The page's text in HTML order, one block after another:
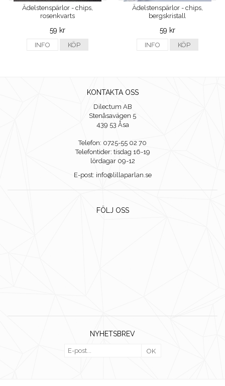
Ädelstenspärlor - chips,
rosenkvarts
59 kr
INFO KÖP
Ädelstenspärlor - chips,
bergskristall
59 kr
INFO KÖP
KONTAKTA OSS
Dilectum AB
Stenåsavägen 5
439 53 Åsa
Telefon: 0725-55 02 70
Telefontider: tisdag 16-19
lördagar 09-12
E-post: info@lillaparlan.se
FÖLJ OSS
NYHETSBREV
OK